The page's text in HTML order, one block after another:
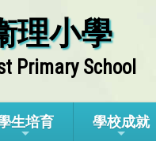
理小學
Primary School
生培育 學校成就